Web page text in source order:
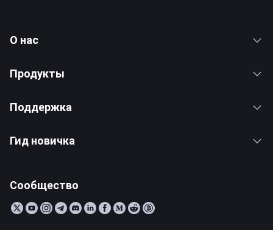
О нас
Продукты
Поддержка
Гид новичка
Сообщество